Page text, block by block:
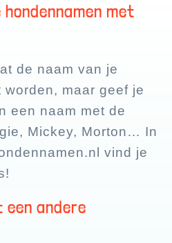
met
de naam van je
maar geef je
een naam met de
Mickey, Morton… In
vind je
een andere